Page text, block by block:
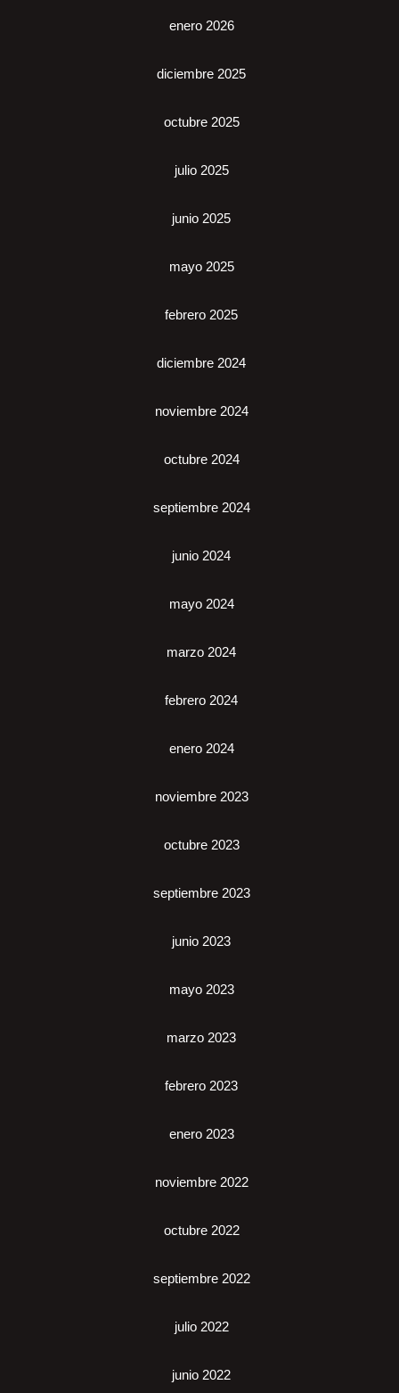
enero 2026
diciembre 2025
octubre 2025
julio 2025
junio 2025
mayo 2025
febrero 2025
diciembre 2024
noviembre 2024
octubre 2024
septiembre 2024
junio 2024
mayo 2024
marzo 2024
febrero 2024
enero 2024
noviembre 2023
octubre 2023
septiembre 2023
junio 2023
mayo 2023
marzo 2023
febrero 2023
enero 2023
noviembre 2022
octubre 2022
septiembre 2022
julio 2022
junio 2022